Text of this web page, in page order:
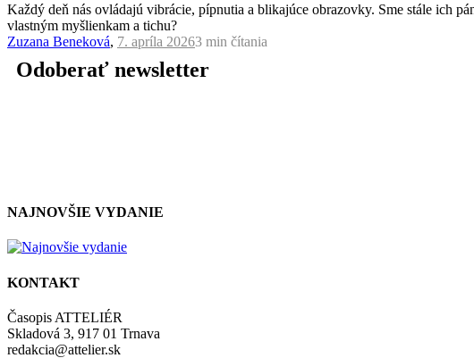
Každý deň nás ovládajú vibrácie, pípnutia a blikajúce obrazovky. Sme stále ich
vlastným myšlienkam a tichu?
Zuzana Beneková, 7. apríla 20263 min čítania
Odoberať newsletter
NAJNOVŠIE VYDANIE
KONTAKT
Časopis ATTELIÉR
Skladová 3, 917 01 Trnava
redakcia@attelier.sk